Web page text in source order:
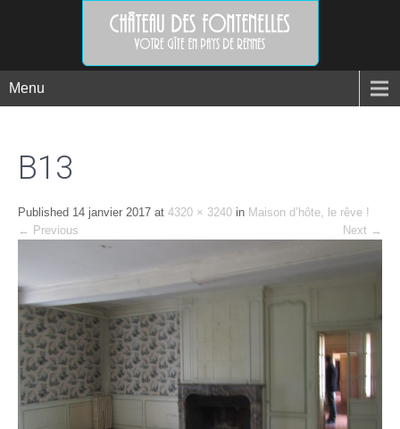
Menu
B13
Published 14 janvier 2017 at 4320 × 3240 in Maison d’hôte, le rêve !
← Previous Next →